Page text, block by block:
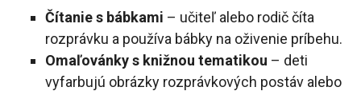
Čítanie s bábkami – učiteľ alebo rodič číta
rozprávku a používa bábky na oživenie príbehu.
Omaľovánky s knižnou tematikou – deti
vyfarbujú obrázky rozprávkových postáv alebo